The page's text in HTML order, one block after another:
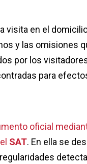
visita en el
y las omisiones
por los
para
oficial
SAT. En ella se